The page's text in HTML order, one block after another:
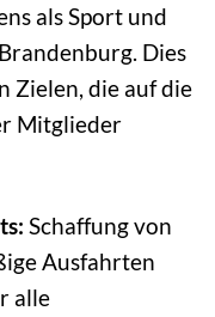
als Sport und
Dies
Zielen, die auf die
Mitglieder
Schaffung von
Ausfahrten
alle